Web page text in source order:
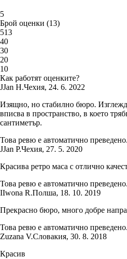
5
Брой оценки (13)
513
40
30
20
10
Как работят оценките?
JJan H.Чехия, 24. 6. 2022
Изящно, но стабилно бюро.
вписва в пространство, в което
сантиметър.
Това ревю е автоматично преведено.
JJan P.Чехия, 27. 5. 2020
Красива ретро маса с отлично
Това ревю е автоматично преведено.
IIwona R.Полша, 18. 10. 2019
Прекрасно бюро, много добре
Това ревю е автоматично преведено.
Zuzana V.Словакия, 30. 8. 2018
Красив